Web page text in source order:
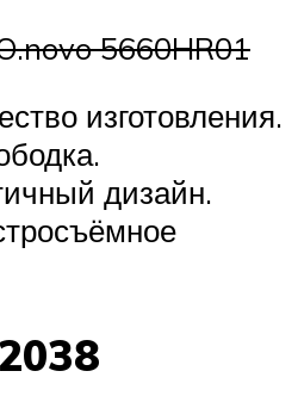
5660HR01
изготовления.
дизайн.